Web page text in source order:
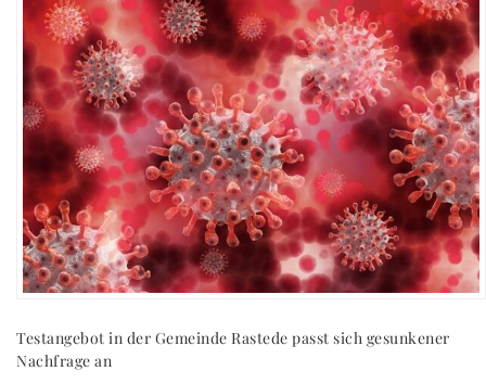
Testangebot in der Gemeinde Rastede passt sich gesunkener
Nachfrage an